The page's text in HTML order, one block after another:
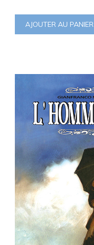
AJOUTER AU PANIER